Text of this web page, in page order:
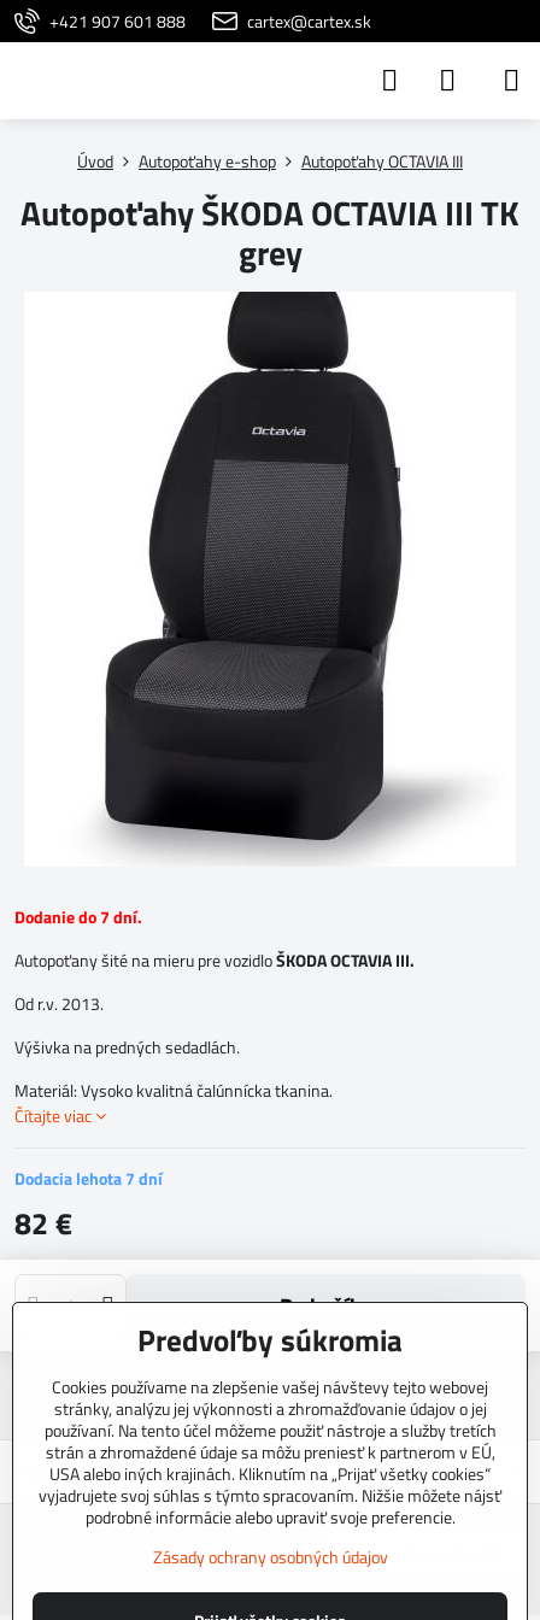
+421 907 601 888 cartex@cartex.sk
Úvod Autopoťahy e-shop Autopoťahy OCTAVIA III
Autopoťahy ŠKODA OCTAVIA III TK
grey
Dodanie do 7 dní.
Autopoťany šité na mieru pre vozidloŠKODA OCTAVIA III.
Od r.v. 2013.
Výšivka na predných sedadlách.
Materiál: Vysoko kvalitná čalúnnícka tkanina.
Čítajte viac
Dodacia lehota 7 dní
82 €
Do košíka
Otázka k produktu Strážny pes Doručenia
Popis
Nasledujúci produkt
Predvoľby súkromia
Cookies používame na zlepšenie vašej návštevy tejto webovej
stránky, analýzu jej výkonnosti a zhromažďovanie údajov o jej
používaní. Na tento účel môžeme použiť nástroje a služby tretích
strán a zhromaždené údaje sa môžu preniesť k partnerom v EÚ,
USA alebo iných krajinách. Kliknutím na „Prijať všetky cookies“
vyjadrujete svoj súhlas s týmto spracovaním. Nižšie môžete nájsť
podrobné informácie alebo upraviť svoje preferencie.
Zásady ochrany osobných údajov